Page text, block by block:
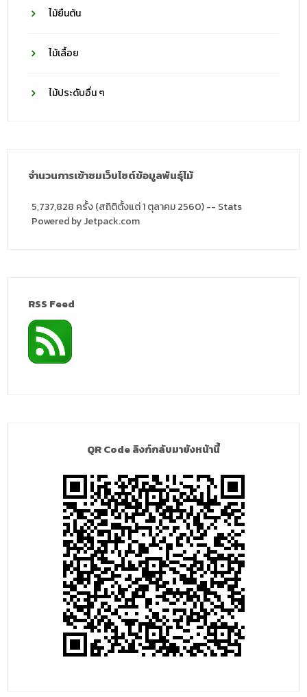
ไม้ยืนต้น
ไม้เลื้อย
ไม้ประดับอื่น ๆ
จำนวนการเข้าชมเว็บไซต์ข้อมูลพันธุ์ไม้
5,737,828 ครั้ง (สถิติตั้งแต่ 1 ตุลาคม 2560) -- Stats
Powered by Jetpack.com
RSS Feed
QR Code ลิงก์กลับมายังหน้านี้